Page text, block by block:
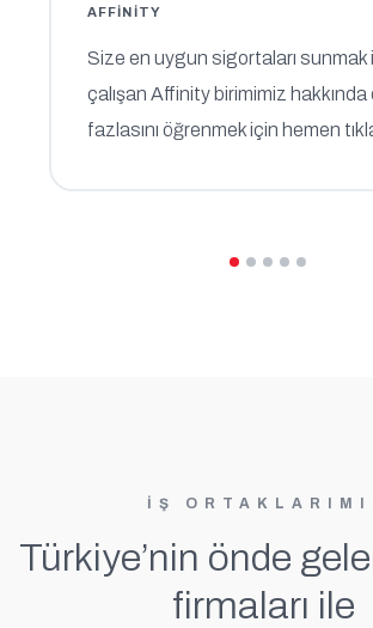
AFFINITY
Size en uygun sigortaları sunmak
çalışan Affinity birimimiz hakkında
fazlasını öğrenmek için hemen
İŞ
Türkiye’nin önde
firmaları ile